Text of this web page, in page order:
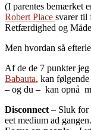
(I parentes bemærket
Robert Place svarer til
Retfærdighed og
Men hvordan så
Af de de 7 punkter
Babauta, kan
– og du – kan opnå
Disconnect – Sluk for
eet medium ad